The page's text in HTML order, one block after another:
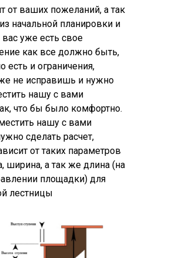
от ваших пожеланий, а так
начальной планировки и
вас уже есть свое
как все должно быть,
есть и ограничения,
не исправишь и нужно
нашу с вами
что бы было комфортно.
нашу с вами
сделать расчет,
от таких параметров
ширина, а так же длина (на
площадки) для
лестницы